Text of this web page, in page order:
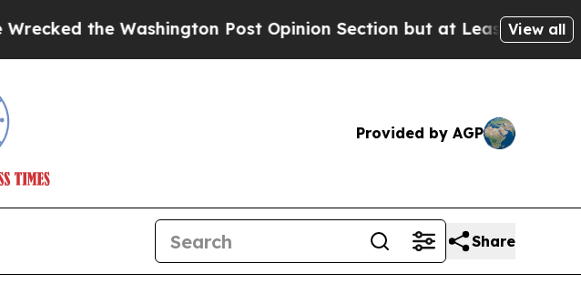
the Washington Post Opinion Section but at Least he's out...For
View all
Provided by AGP
Share